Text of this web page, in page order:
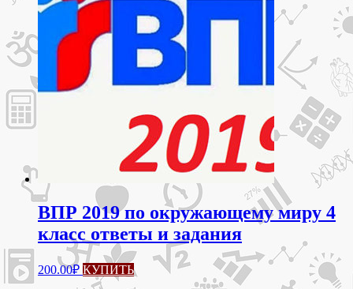
ВПР 2019 по окружающему миру 4
класс ответы и задания
200.00₽ КУПИТЬ